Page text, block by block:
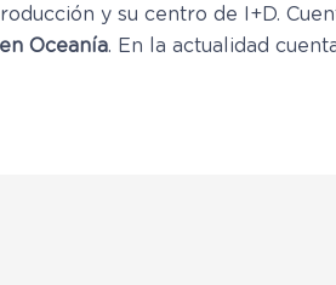
y su centro de I+D.
Oceanía. En la actualidad